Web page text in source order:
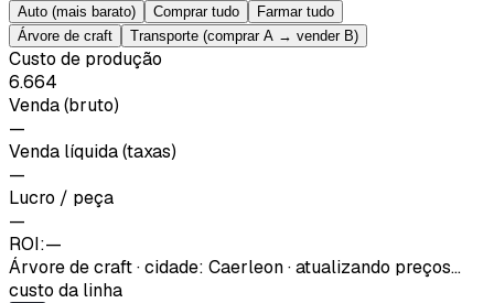
Auto (mais barato) Comprar tudo
Farmar tudo
Árvore de craft
Transporte (comprar A → vender B)
Custo de produção
6.664
Venda (bruto)
—
Venda líquida (taxas)
—
Lucro / peça
—
ROI:—
Árvore de craft·cidade: Caerleon· atualizando preços…
custo da linha